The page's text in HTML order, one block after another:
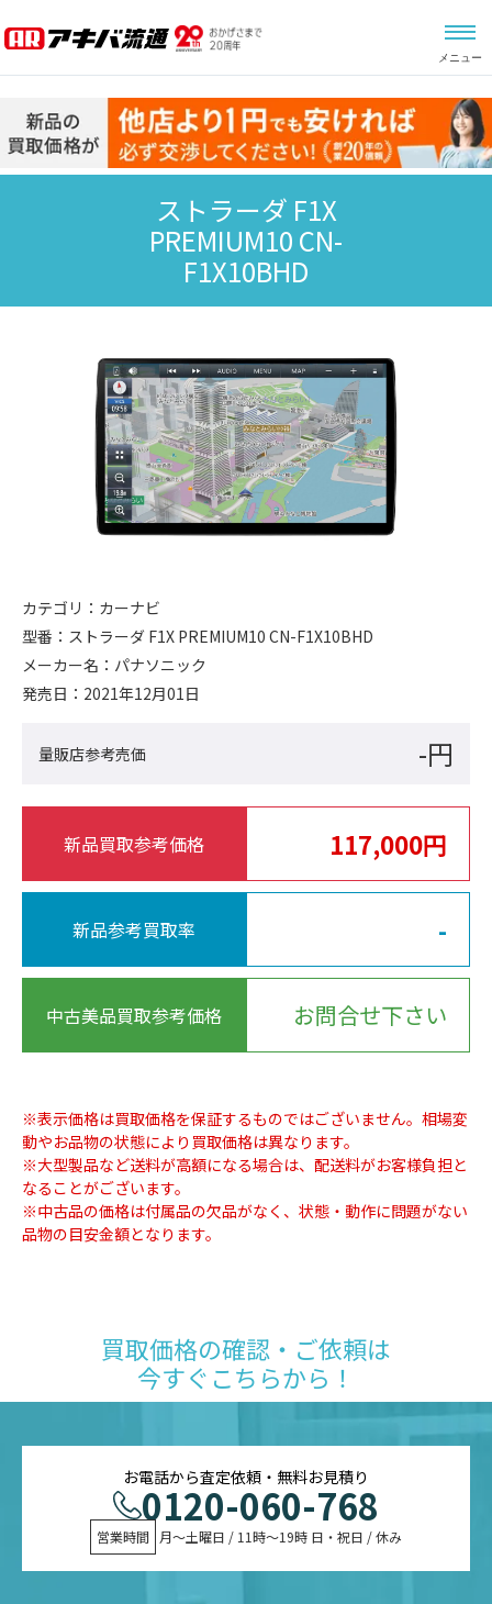
メニュー
ストラーダ F1X
PREMIUM10 CN-
F1X10BHD
カテゴリ： カーナビ
型番： ストラーダ F1X PREMIUM10 CN-F1X10BHD
メーカー名： パナソニック
発売日： 2021年12月01日
量販店参考売価 -円
新品買取参考価格 117,000円
新品参考買取率 -
中古美品買取参考価格 お問合せ下さい
※表示価格は買取価格を保証するものではございません。相場変
動やお品物の状態により買取価格は異なります。
※大型製品など送料が高額になる場合は、配送料がお客様負担と
なることがございます。
※中古品の価格は付属品の欠品がなく、状態・動作に問題がない
品物の目安金額となります。
買取価格の確認・ご依頼は
今すぐこちらから！
お電話から査定依頼・無料お見積り
0120-060-768
営業時間 月〜土曜日 / 11時〜19時 日・祝日 / 休み